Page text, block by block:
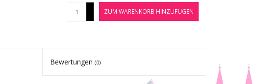
ZUM WARENKORB HINZUFÜGEN
Bewertungen(0)